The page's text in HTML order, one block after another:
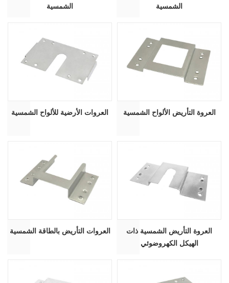
الشمسية
الشمسية
العروات الأرضية للألواح الشمسية العروة التأريض الألواح الشمسية
العروات التأريض بالطاقة الشمسية
العروة التأريض الشمسية ذات
الهيكل الكهروضوئي